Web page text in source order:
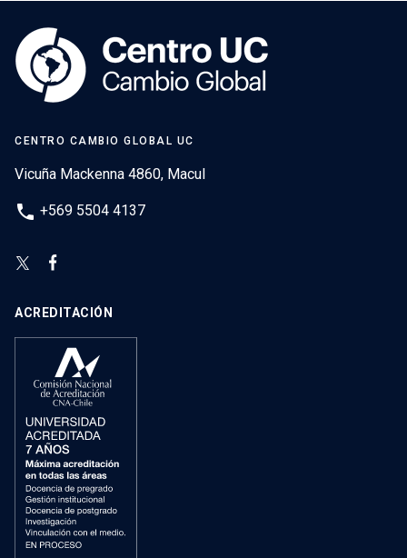
CENTRO CAMBIO GLOBAL UC
Vicuña Mackenna 4860, Macul
phone +569 5504 4137
ACREDITACIÓN